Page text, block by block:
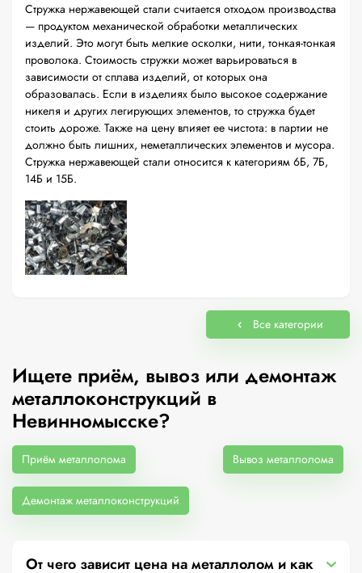
Стружка нержавеющей стали считается отходом производства
— продуктом механической обработки металлических
изделий. Это могут быть мелкие осколки, нити, тонкая-тонкая
проволока. Стоимость стружки может варьироваться в
зависимости от сплава изделий, от которых она
образовалась. Если в изделиях было высокое содержание
никеля и других легирующих элементов, то стружка будет
стоить дороже. Также на цену влияет ее чистота: в партии не
должно быть лишних, неметаллических элементов и мусора.
Стружка нержавеющей стали относится к категориям 6Б, 7Б,
14Б и 15Б.
Все категории
Ищете приём, вывоз или демонтаж
металлоконструкций в
Невинномысске?
Приём металлолома Вывоз металлолома
Демонтаж металлоконструкций
От чего зависит цена на металлолом и как